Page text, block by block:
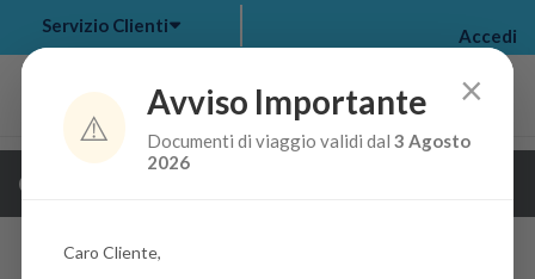
my bookings >
Servizio Clienti Accedi
Guarda i dettagli della crociera
×
⚠️
Avviso Importante
Documenti di viaggio validi dal3 Agosto
2026
Caro Cliente,